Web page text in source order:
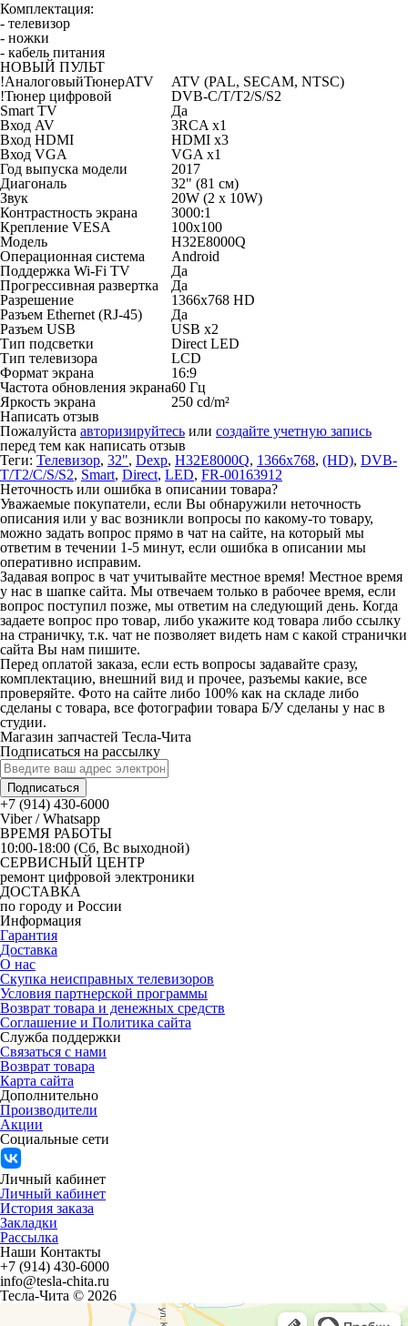
Комплектация:
- телевизор
- ножки
- кабель питания
НОВЫЙ ПУЛЬТ
!АналоговыйТюнерATV
ATV (PAL, SECAM, NTSC)
!Тюнер цифровой
DVB-C/T/T2/S/S2
Smart TV
Да
Вход AV
3RCA x1
Вход HDMI
HDMI x3
Вход VGA
VGA x1
Год выпуска модели
2017
Диагональ
32" (81 см)
Звук
20W (2 х 10W)
Контрастность экрана
3000:1
Крепление VESA
100x100
Модель
H32E8000Q
Операционная система
Android
Поддержка Wi-Fi TV
Да
Прогрессивная развертка
Да
Разрешение
1366x768 HD
Разъем Ethernet (RJ-45)
Да
Разъем USB
USB x2
Тип подсветки
Direct LED
Тип телевизора
LCD
Формат экрана
16:9
Частота обновления экрана60 Гц
Яркость экрана
250 cd/m²
Написать отзыв
Пожалуйста авторизируйтесь или создайте учетную запись
перед тем как написать отзыв
Теги: Телевизор, 32", Dexp, H32E8000Q, 1366x768, (HD), DVB-
T/T2/C/S/S2, Smart, Direct, LED, FR-00163912
Неточность или ошибка в описании товара?
Уважаемые покупатели, если Вы обнаружили неточность
описания или у вас возникли вопросы по какому-то товару,
можно задать вопрос прямо в чат на сайте, на который мы
ответим в течении 1-5 минут, если ошибка в описании мы
оперативно исправим.
Задавая вопрос в чат учитывайте местное время! Местное время
у нас в шапке сайта. Мы отвечаем только в рабочее время, если
вопрос поступил позже, мы ответим на следующий день. Когда
задаете вопрос про товар, либо укажите код товара либо ссылку
на страничку, т.к. чат не позволяет видеть нам с какой странички
сайта Вы нам пишите.
Перед оплатой заказа, если есть вопросы задавайте сразу,
комплектацию, внешний вид и прочее, разъемы какие, все
проверяйте. Фото на сайте либо 100% как на складе либо
сделаны с товара, все фотографии товара Б/У сделаны у нас в
студии.
Магазин запчастей Тесла-Чита
Подписаться на рассылку
Подписаться
+7 (914) 430-6000
Viber / Whatsapp
ВРЕМЯ РАБОТЫ
10:00-18:00 (Сб, Вс выходной)
СЕРВИСНЫЙ ЦЕНТР
ремонт цифровой электроники
ДОСТАВКА
по городу и России
Информация
Гарантия
Доставка
О нас
Скупка неисправных телевизоров
Условия партнерской программы
Возврат товара и денежных средств
Соглашение и Политика сайта
Служба поддержки
Связаться с нами
Возврат товара
Карта сайта
Дополнительно
Производители
Акции
Социальные сети
Личный кабинет
Личный кабинет
История заказа
Закладки
Рассылка
Наши Контакты
+7 (914) 430-6000
info@tesla-chita.ru
Тесла-Чита © 2026